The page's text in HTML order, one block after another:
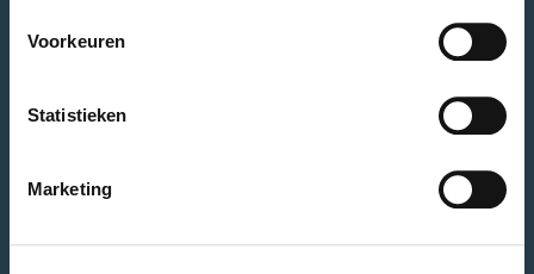
Voorkeuren
Statistieken
Marketing
Wachtwoord vergeten? Voer uw e-mailadres en we
stellen.